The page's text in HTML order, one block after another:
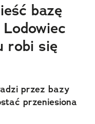
bazę
robi się
przez bazy
przeniesiona